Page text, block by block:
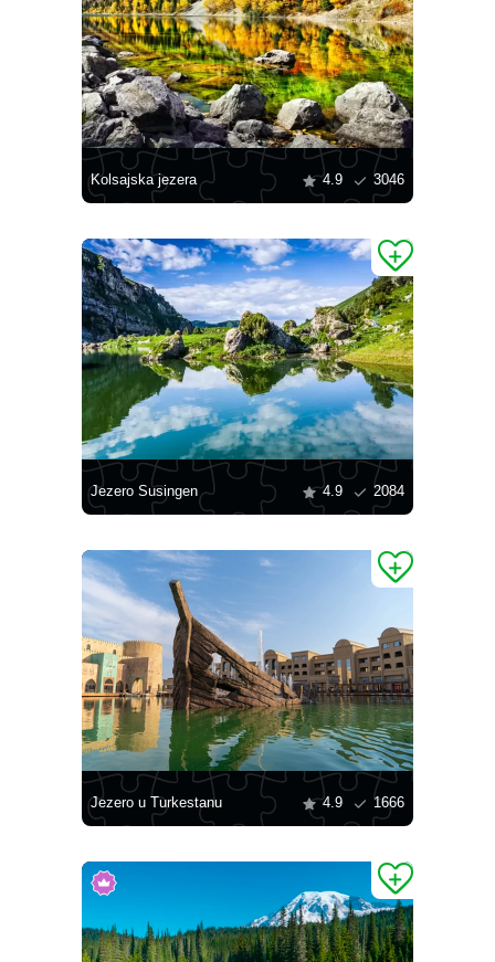
Kolsajska jezera 4.9 3046
Jezero Susingen 4.9 2084
Jezero u Turkestanu 4.9 1666